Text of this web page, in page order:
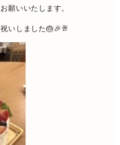
願いいたします。
いしました🎂🎉🥂